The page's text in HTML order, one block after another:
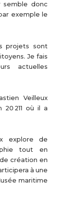
semble donc
exemple le
projets sont
Je fais
actuelles
Veilleux
20 211 où il a
explore de
tout en
création en
à une
maritime